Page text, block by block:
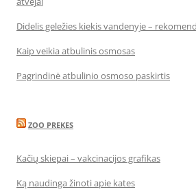
Didelis geležies kiekis vandenyje –
Kaip veikia atbulinis osmosas
Pagrindinė atbulinio osmoso paskirtis
ZOO PREKES
Kačių skiepai – vakcinacijos grafikas
Ką naudinga žinoti apie kates